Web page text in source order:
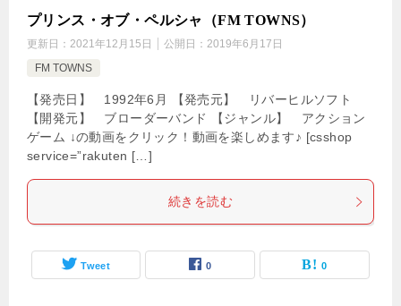
プリンス・オブ・ペルシャ（FM TOWNS）
更新日： 2021年12月15日 公開日： 2019年6月17日
FM TOWNS
【発売日】 1992年6月 【発売元】 リバーヒルソフト
【開発元】 ブローダーバンド 【ジャンル】 アクション
ゲーム ↓の動画をクリック！動画を楽しめます♪ [csshop
service=”rakuten […]
続きを読む
Tweet 0 0